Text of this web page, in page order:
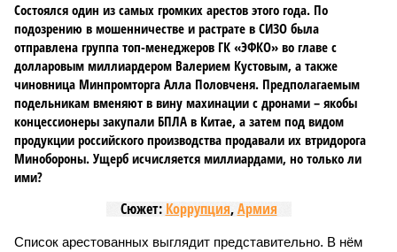
Состоялся один из самых громких арестов этого года. По
подозрению в мошенничестве и растрате в СИЗО была
отправлена группа топ-менеджеров ГК «ЭФКО» во главе с
долларовым миллиардером Валерием Кустовым, а также
чиновница Минпромторга Алла Половченя. Предполагаемым
подельникам вменяют в вину махинации с дронами – якобы
концессионеры закупали БПЛА в Китае, а затем под видом
продукции российского производства продавали их втридорога
Минобороны. Ущерб исчисляется миллиардами, но только ли
ими?
Сюжет: Коррупция,Армия
Список арестованных выглядит представительно. В нём